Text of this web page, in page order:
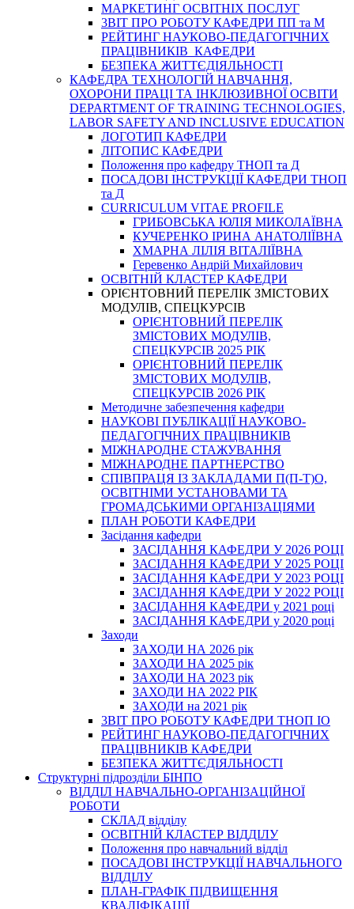
МАРКЕТИНГ ОСВІТНІХ ПОСЛУГ
3BIT ПРО РОБОТУ КАФЕДРИ ПП та М
РЕЙТИНГ НАУКОВО-ПЕДАГОГІЧНИХ
ПРАЦІВНИКІВ КАФЕДРИ
БЕЗПЕКА ЖИТТЄДІЯЛЬНОСТІ
КАФЕДРА ТЕХНОЛОГІЙ НАВЧАННЯ,
ОХОРОНИ ПРАЦІ ТА ІНКЛЮЗИВНОЇ ОСВІТИ
DEPARTMENT OF TRAINING TECHNOLOGIES,
LABOR SAFETY AND INCLUSIVE EDUCATION
ЛОГОТИП КАФЕДРИ
ЛІТОПИС КАФЕДРИ
Положення про кафедру ТНОП та Д
ПОСАДОВІ ІНСТРУКЦІЇ КАФЕДРИ ТНОП
та Д
CURRICULUM VITAE PROFILE
ГРИБОВСЬКА ЮЛІЯ МИКОЛАЇВНА
КУЧЕРЕНКО ІРИНА АНАТОЛІЇВНА
ХМАРНА ЛІЛІЯ ВІТАЛІЇВНА
Геревенко Андрій Михайлович
ОСВІТНІЙ КЛАСТЕР КАФЕДРИ
ОРІЄНТОВНИЙ ПЕРЕЛІК ЗМІСТОВИХ
МОДУЛІВ, СПЕЦКУРСІВ
ОРІЄНТОВНИЙ ПЕРЕЛІК
ЗМІСТОВИХ МОДУЛІВ,
СПЕЦКУРСІВ 2025 РІК
ОРІЄНТОВНИЙ ПЕРЕЛІК
ЗМІСТОВИХ МОДУЛІВ,
СПЕЦКУРСІВ 2026 РІК
Методичне забезпечення кафедри
НАУКОВІ ПУБЛІКАЦІЇ НАУКОВО-
ПЕДАГОГІЧНИХ ПРАЦІВНИКІВ
МІЖНАРОДНЕ СТАЖУВАННЯ
МІЖНАРОДНЕ ПАРТНЕРСТВО
СПІВПРАЦЯ ІЗ ЗАКЛАДАМИ П(П-Т)О,
ОСВІТНІМИ УСТАНОВАМИ ТА
ГРОМАДСЬКИМИ ОРГАНІЗАЦІЯМИ
ПЛАН РОБОТИ КАФЕДРИ
Засідання кафедри
ЗАСІДАННЯ КАФЕДРИ У 2026 РОЦІ
ЗАСІДАННЯ КАФЕДРИ У 2025 РОЦІ
ЗАСІДАННЯ КАФЕДРИ У 2023 РОЦІ
ЗАСІДАННЯ КАФЕДРИ У 2022 РОЦІ
ЗАСІДАННЯ КАФЕДРИ у 2021 році
ЗАСІДАННЯ КАФЕДРИ у 2020 році
Заходи
ЗАХОДИ НА 2026 рік
ЗАХОДИ НА 2025 рік
ЗАХОДИ НА 2023 рік
ЗАХОДИ НА 2022 РІК
ЗАХОДИ на 2021 рік
3BIT ПРО РОБОТУ КАФЕДРИ ТНОП ІО
РЕЙТИНГ НАУКОВО-ПЕДАГОГІЧНИХ
ПРАЦІВНИКІВ КАФЕДРИ
БЕЗПЕКА ЖИТТЄДІЯЛЬНОСТІ
Структурні підрозділи БІНПО
ВІДДІЛ НАВЧАЛЬНО-ОРГАНІЗАЦІЙНОЇ
РОБОТИ
СКЛАД відділу
ОСВІТНІЙ КЛАСТЕР ВІДДІЛУ
Положення про навчальний вiддiл
ПОСАДОВІ ІНСТРУКЦІЇ НАВЧАЛЬНОГО
ВІДДІЛУ
ПЛАН-ГРАФІК ПІДВИЩЕННЯ
КВАЛІФІКАЦІЇ